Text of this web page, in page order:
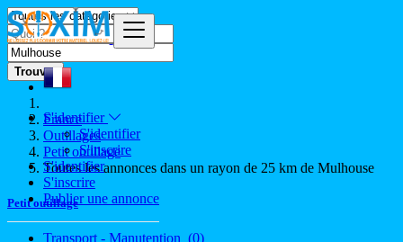
S'identifier
S'identifier
S'inscrire
S'identifier
S'inscrire
Publier une annonce
Trouver
France
Outillages
Petit outillage
Toutes les annonces dans un rayon de 25 km de Mulhouse
Petit outillage
Transport - Manutention (0)